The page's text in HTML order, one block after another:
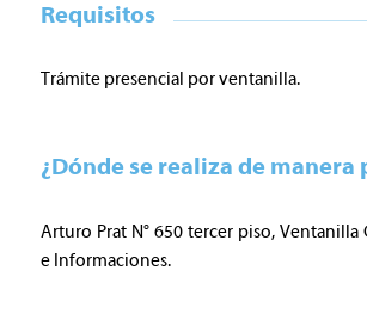
Requisitos
Trámite presencial por ventanilla.
¿Dónde se realiza de manera
Arturo Prat N° 650 tercer piso, Ventanilla
e Informaciones.